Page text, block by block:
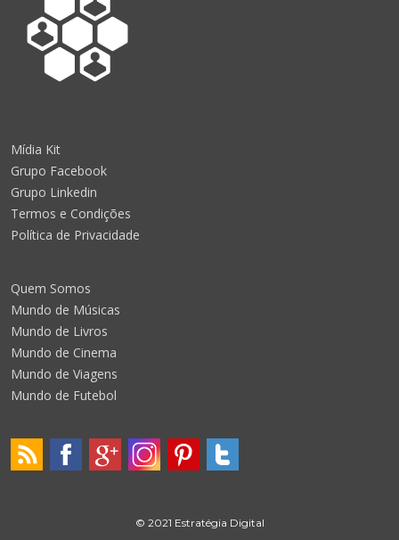
Mídia Kit
Grupo Facebook
Grupo Linkedin
Termos e Condições
Política de Privacidade
Quem Somos
Mundo de Músicas
Mundo de Livros
Mundo de Cinema
Mundo de Viagens
Mundo de Futebol
© 2021 Estratégia Digital